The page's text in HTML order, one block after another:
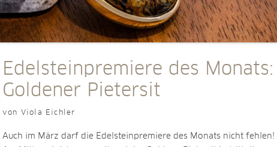
Edelsteinpremiere des Monats:
Goldener Pietersit
von Viola Eichler
Auch im März darf die Edelsteinpremiere des Monats nicht fehlen!